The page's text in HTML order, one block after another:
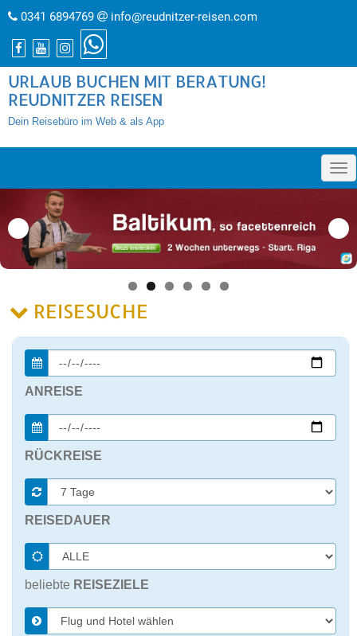
0341 6894769 info@reudnitzer-reisen.com
URLAUB BUCHEN MIT BERATUNG!
REUDNITZER REISEN
Dein Reisebüro im Web & als App
»
REISESUCHE
ANREISE
RÜCKREISE
REISEDAUER
beliebte REISEZIELE